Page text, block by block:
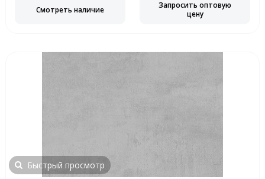
Смотреть наличие
Запросить оптовую
цену
Быстрый просмотр